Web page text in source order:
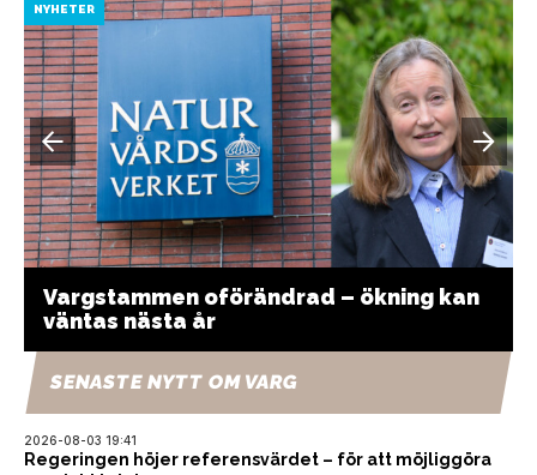
NYHETER
Vargstammen oförändrad – ökning kan
väntas nästa år
SENASTE NYTT OM VARG
2026-08-03 19:41
Regeringen höjer referensvärdet – för att möjliggöra